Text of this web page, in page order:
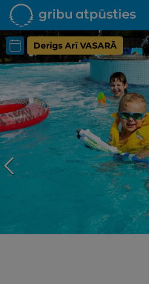
Derīgs Arī VASARĀ
Iepatikās šis
Līdz brīnišķīgai atpūtai